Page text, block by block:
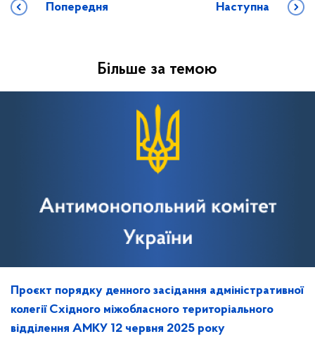
Попередня Наступна
Більше за темою
Проєкт порядку денного засідання адміністративної
колегії Східного міжобласного територіального
відділення АМКУ 12 червня 2025 року